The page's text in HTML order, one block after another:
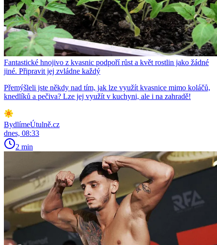
Fantastické hnojivo z kvasnic podpoří růst a květ rostlin jako žádné
jiné. Připravit jej zvládne každý
Přemýšleli jste někdy nad tím, jak lze využít kvasnice mimo koláčů,
knedlíků a pečiva? Lze jej využít v kuchyni, ale i na zahradě!
BydlímeÚtulně.cz
dnes, 08:33
2 min